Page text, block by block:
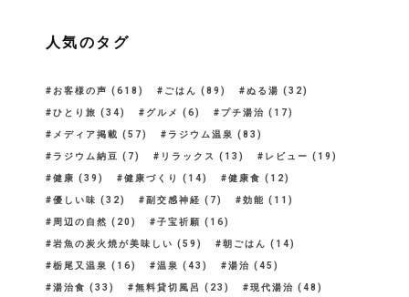
人気のタグ
お客様の声 (618) ごはん (89) ぬる湯 (32)
ひとり旅 (34) グルメ (6) プチ湯治 (17)
メディア掲載 (57) ラジウム温泉 (83)
ラジウム納豆 (7) リラックス (13) レビュー (19)
健康 (39) 健康づくり (14) 健康食 (12)
優しい味 (32) 副交感神経 (7) 効能 (11)
周辺の自然 (20) 子宝祈願 (16)
岩魚の炭火焼が美味しい (59) 朝ごはん (14)
栃尾又温泉 (16) 温泉 (43) 湯治 (45)
湯治食 (33) 無料貸切風呂 (23) 現代湯治 (48)